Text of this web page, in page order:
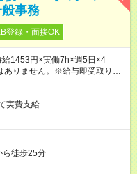
事務
登録・面接OK
1453円×実働7h×週5日×4
りません。※給与即受取りサ
実費支給
ら徒歩25分